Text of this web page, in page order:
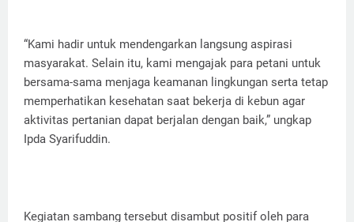
“Kami hadir untuk mendengarkan langsung aspirasi
masyarakat. Selain itu, kami mengajak para petani untuk
bersama-sama menjaga keamanan lingkungan serta tetap
memperhatikan kesehatan saat bekerja di kebun agar
aktivitas pertanian dapat berjalan dengan baik,” ungkap
Ipda Syarifuddin.
Kegiatan sambang tersebut disambut positif oleh para